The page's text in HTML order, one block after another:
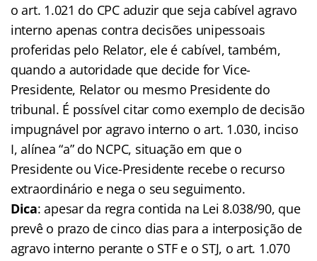
o art. 1.021 do CPC aduzir que seja cabível agravo
interno apenas contra decisões unipessoais
proferidas pelo Relator, ele é cabível, também,
quando a autoridade que decide for Vice-
Presidente, Relator ou mesmo Presidente do
tribunal. É possível citar como exemplo de decisão
impugnável por agravo interno o art. 1.030, inciso
I, alínea “a” do NCPC, situação em que o
Presidente ou Vice-Presidente recebe o recurso
extraordinário e nega o seu seguimento.
Dica: apesar da regra contida na Lei 8.038/90, que
prevê o prazo de cinco dias para a interposição de
agravo interno perante o STF e o STJ, o art. 1.070